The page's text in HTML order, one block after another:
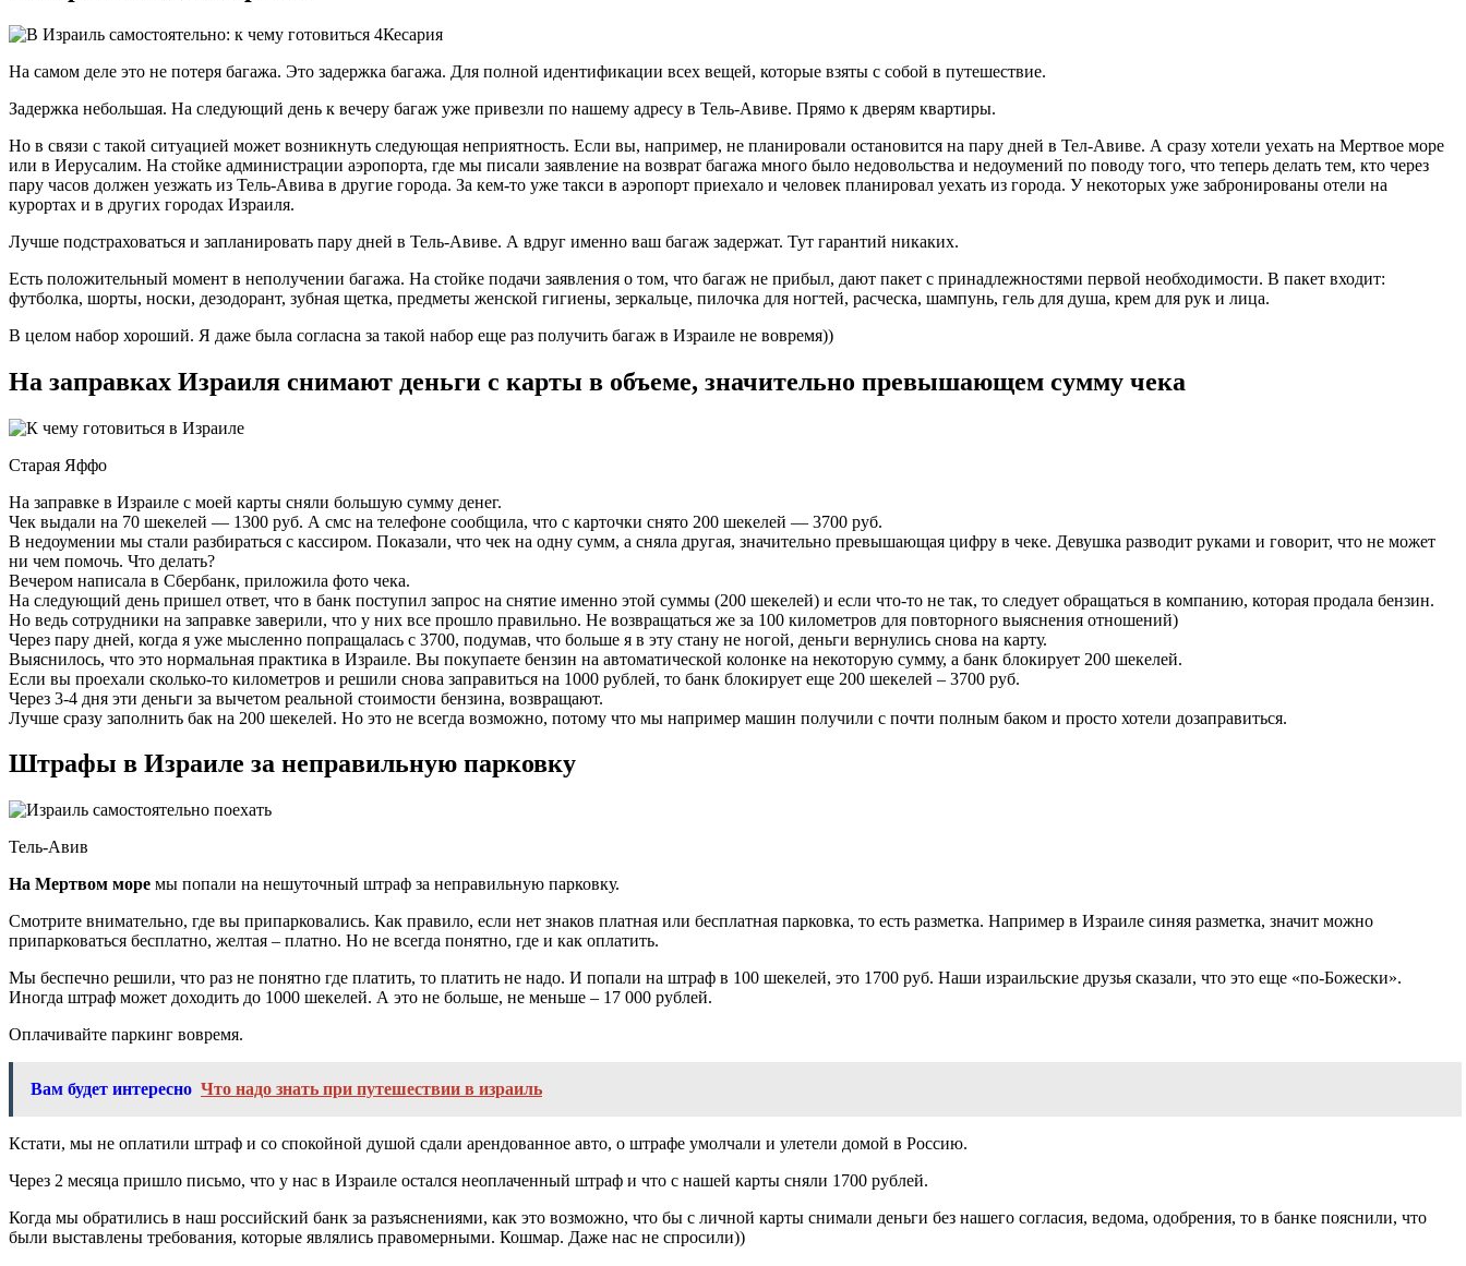
Кесария
На самом деле это не потеря багажа. Это задержка багажа. Для полной идентификации всех вещей, которые взяты с собой в путешествие.
Задержка небольшая. На следующий день к вечеру багаж уже привезли по нашему адресу в Тель-Авиве. Прямо к дверям квартиры.
Но в связи с такой ситуацией может возникнуть следующая неприятность. Если вы, например, не планировали остановится на пару дней в Тел-Авиве. А сразу хотели уехать на Мертвое море
или в Иерусалим. На стойке администрации аэропорта, где мы писали заявление на возврат багажа много было недовольства и недоумений по поводу того, что теперь делать тем, кто через
пару часов должен уезжать из Тель-Авива в другие города. За кем-то уже такси в аэропорт приехало и человек планировал уехать из города. У некоторых уже забронированы отели на
курортах и в других городах Израиля.
Лучше подстраховаться и запланировать пару дней в Тель-Авиве. А вдруг именно ваш багаж задержат. Тут гарантий никаких.
Есть положительный момент в неполучении багажа. На стойке подачи заявления о том, что багаж не прибыл, дают пакет с принадлежностями первой необходимости. В пакет входит:
футболка, шорты, носки, дезодорант, зубная щетка, предметы женской гигиены, зеркальце, пилочка для ногтей, расческа, шампунь, гель для душа, крем для рук и лица.
В целом набор хороший. Я даже была согласна за такой набор еще раз получить багаж в Израиле не вовремя))
На заправках Израиля снимают деньги с карты в объеме, значительно превышающем сумму чека
Старая Яффо
На заправке в Израиле с моей карты сняли большую сумму денег.
Чек выдали на 70 шекелей — 1300 руб. А смс на телефоне сообщила, что с карточки снято 200 шекелей — 3700 руб.
В недоумении мы стали разбираться с кассиром. Показали, что чек на одну сумм, а сняла другая, значительно превышающая цифру в чеке. Девушка разводит руками и говорит, что не может
ни чем помочь. Что делать?
Вечером написала в Сбербанк, приложила фото чека.
На следующий день пришел ответ, что в банк поступил запрос на снятие именно этой суммы (200 шекелей) и если что-то не так, то следует обращаться в компанию, которая продала бензин.
Но ведь сотрудники на заправке заверили, что у них все прошло правильно. Не возвращаться же за 100 километров для повторного выяснения отношений)
Через пару дней, когда я уже мысленно попращалась с 3700, подумав, что больше я в эту стану не ногой, деньги вернулись снова на карту.
Выяснилось, что это нормальная практика в Израиле. Вы покупаете бензин на автоматической колонке на некоторую сумму, а банк блокирует 200 шекелей.
Если вы проехали сколько-то километров и решили снова заправиться на 1000 рублей, то банк блокирует еще 200 шекелей – 3700 руб.
Через 3-4 дня эти деньги за вычетом реальной стоимости бензина, возвращают.
Лучше сразу заполнить бак на 200 шекелей. Но это не всегда возможно, потому что мы например машин получили с почти полным баком и просто хотели дозаправиться.
Штрафы в Израиле за неправильную парковку
Тель-Авив
На Мертвом море мы попали на нешуточный штраф за неправильную парковку.
Смотрите внимательно, где вы припарковались. Как правило, если нет знаков платная или бесплатная парковка, то есть разметка. Например в Израиле синяя разметка, значит можно
припарковаться бесплатно, желтая – платно. Но не всегда понятно, где и как оплатить.
Мы беспечно решили, что раз не понятно где платить, то платить не надо. И попали на штраф в 100 шекелей, это 1700 руб. Наши израильские друзья сказали, что это еще «по-Божески».
Иногда штраф может доходить до 1000 шекелей. А это не больше, не меньше – 17 000 рублей.
Оплачивайте паркинг вовремя.
Вам будет интересно Что надо знать при путешествии в израиль
Кстати, мы не оплатили штраф и со спокойной душой сдали арендованное авто, о штрафе умолчали и улетели домой в Россию.
Через 2 месяца пришло письмо, что у нас в Израиле остался неоплаченный штраф и что с нашей карты сняли 1700 рублей.
Когда мы обратились в наш российский банк за разъяснениями, как это возможно, что бы с личной карты снимали деньги без нашего согласия, ведома, одобрения, то в банке пояснили, что
были выставлены требования, которые являлись правомерными. Кошмар. Даже нас не спросили))